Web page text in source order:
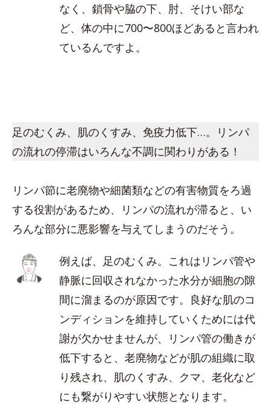
なく、鎖骨や脇の下、肘、そけい部な
ど、体の中に700〜800ほどあると言われ
ているんですよ。
足のむくみ、肌のくすみ、免疫力低下…。リンパ
の流れの停滞はいろんな不調に関わりがある！
リンパ節に老廃物や細菌類などの有害物質をろ過
する役割があるため、リンパの流れが滞ると、い
ろんな部分に悪影響を与えてしまうのだそう。
例えば、足のむくみ。これはリンパ管や
静脈に回収されなかった水分が細胞の隙
間に溜まるのが原因です。良好な肌のコ
ンディションを維持していくためには代
謝が欠かせませんが、リンパ管の働きが
低下すると、老廃物などが肌の組織に取
り残され、肌のくすみ、クマ、老化など
にも繋がりやすい状態となります。